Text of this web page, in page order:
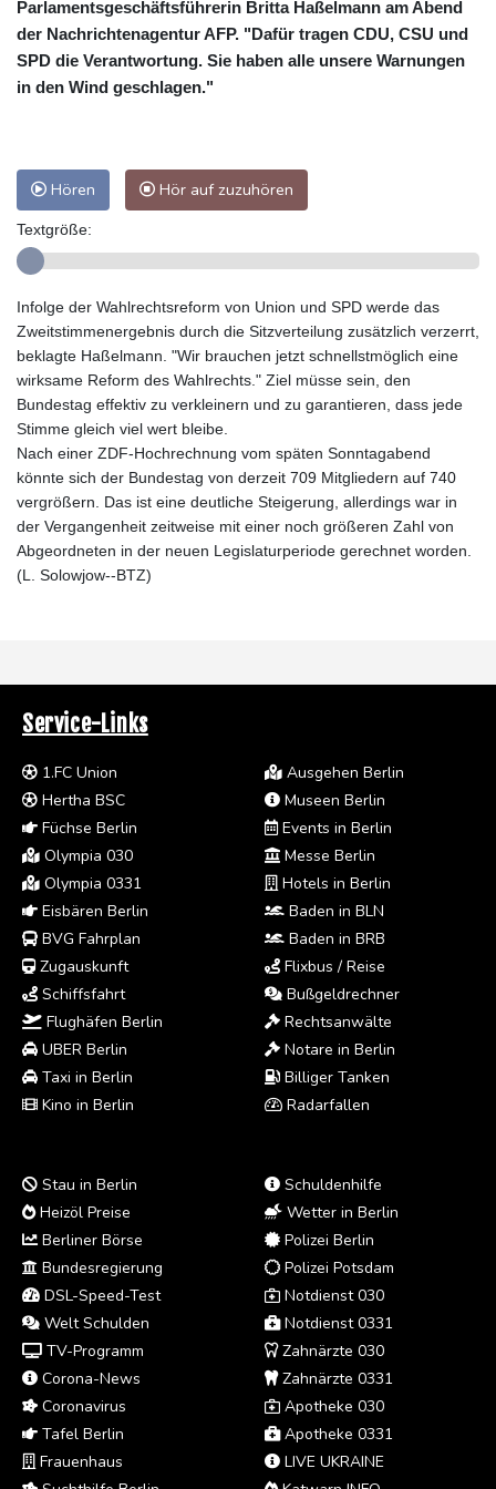
Parlamentsgeschäftsführerin Britta Haßelmann am Abend
der Nachrichtenagentur AFP. "Dafür tragen CDU, CSU und
SPD die Verantwortung. Sie haben alle unsere Warnungen
in den Wind geschlagen."
Hören Hör auf zuzuhören
Textgröße:
Infolge der Wahlrechtsreform von Union und SPD werde das
Zweitstimmenergebnis durch die Sitzverteilung zusätzlich verzerrt,
beklagte Haßelmann. "Wir brauchen jetzt schnellstmöglich eine
wirksame Reform des Wahlrechts." Ziel müsse sein, den
Bundestag effektiv zu verkleinern und zu garantieren, dass jede
Stimme gleich viel wert bleibe.
Nach einer ZDF-Hochrechnung vom späten Sonntagabend
könnte sich der Bundestag von derzeit 709 Mitgliedern auf 740
vergrößern. Das ist eine deutliche Steigerung, allerdings war in
der Vergangenheit zeitweise mit einer noch größeren Zahl von
Abgeordneten in der neuen Legislaturperiode gerechnet worden.
(L. Solowjow--BTZ)
Service-Links
1.FC Union
Hertha BSC
Füchse Berlin
Olympia 030
Olympia 0331
Eisbären Berlin
BVG Fahrplan
Zugauskunft
Schiffsfahrt
Flughäfen Berlin
UBER Berlin
Taxi in Berlin
Kino in Berlin
Ausgehen Berlin
Museen Berlin
Events in Berlin
Messe Berlin
Hotels in Berlin
Baden in BLN
Baden in BRB
Flixbus / Reise
Bußgeldrechner
Rechtsanwälte
Notare in Berlin
Billiger Tanken
Radarfallen
Stau in Berlin
Heizöl Preise
Berliner Börse
Bundesregierung
DSL-Speed-Test
Welt Schulden
TV-Programm
Corona-News
Coronavirus
Tafel Berlin
Frauenhaus
Schuldenhilfe
Wetter in Berlin
Polizei Berlin
Polizei Potsdam
Notdienst 030
Notdienst 0331
Zahnärzte 030
Zahnärzte 0331
Apotheke 030
Apotheke 0331
LIVE UKRAINE